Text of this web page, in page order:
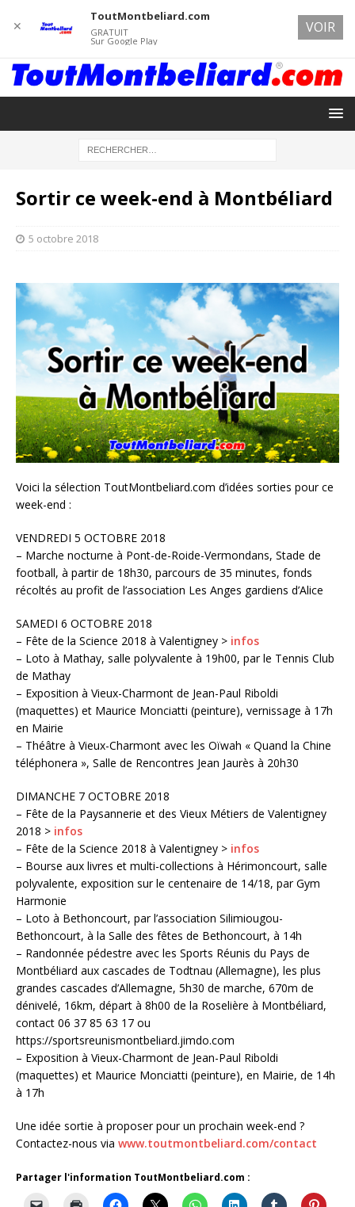
Sortir ce week-end à Montbéliard
5 octobre 2018
Voici la sélection ToutMontbeliard.com d’idées sorties pour ce
week-end :
VENDREDI 5 OCTOBRE 2018
– Marche nocturne à Pont-de-Roide-Vermondans, Stade de
football, à partir de 18h30, parcours de 35 minutes, fonds
récoltés au profit de l’association Les Anges gardiens d’Alice
SAMEDI 6 OCTOBRE 2018
– Fête de la Science 2018 à Valentigney > infos
– Loto à Mathay, salle polyvalente à 19h00, par le Tennis Club
de Mathay
– Exposition à Vieux-Charmont de Jean-Paul Riboldi
(maquettes) et Maurice Monciatti (peinture), vernissage à 17h
en Mairie
– Théâtre à Vieux-Charmont avec les Oïwah « Quand la Chine
téléphonera », Salle de Rencontres Jean Jaurès à 20h30
DIMANCHE 7 OCTOBRE 2018
– Fête de la Paysannerie et des Vieux Métiers de Valentigney
2018 > infos
– Fête de la Science 2018 à Valentigney > infos
– Bourse aux livres et multi-collections à Hérimoncourt, salle
polyvalente, exposition sur le centenaire de 14/18, par Gym
Harmonie
– Loto à Bethoncourt, par l’association Silimiougou-
Bethoncourt, à la Salle des fêtes de Bethoncourt, à 14h
– Randonnée pédestre avec les Sports Réunis du Pays de
Montbéliard aux cascades de Todtnau (Allemagne), les plus
grandes cascades d’Allemagne, 5h30 de marche, 670m de
dénivelé, 16km, départ à 8h00 de la Roselière à Montbéliard,
contact 06 37 85 63 17 ou
https://sportsreunismontbeliard.jimdo.com
– Exposition à Vieux-Charmont de Jean-Paul Riboldi
(maquettes) et Maurice Monciatti (peinture), en Mairie, de 14h
à 17h
Une idée sortie à proposer pour un prochain week-end ?
Contactez-nous via www.toutmontbeliard.com/contact
Partager l'information ToutMontbeliard.com :
✕
ToutMontbeliard.com
GRATUIT
Sur Google Play
VOIR